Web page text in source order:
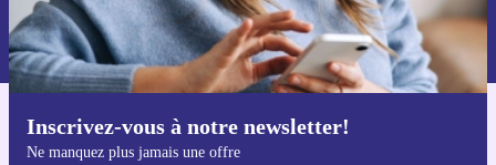
Inscrivez-vous à notre newsletter!
Ne manquez plus jamais une offre
Retrouvez les informations sur l'utilisation des données personnelles
dans notre
politique de confidentialité.
Téléchargez l'application refurbed
Pour iOS et Android